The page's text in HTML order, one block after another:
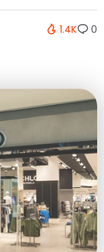
1.4K 0